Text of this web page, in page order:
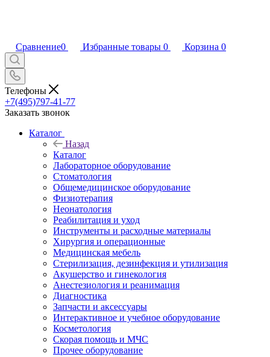
Сравнение0 Избранные товары 0 Корзина 0
Телефоны
+7(495)797-41-77
Заказать звонок
Каталог
Назад
Каталог
Лабораторное оборудование
Стоматология
Общемедицинское оборудование
Физиотерапия
Неонатология
Реабилитация и уход
Инструменты и расходные материалы
Хирургия и операционные
Медицинская мебель
Стерилизация, дезинфекция и утилизация
Акушерство и гинекология
Анестезиология и реанимация
Диагностика
Запчасти и аксессуары
Интерактивное и учебное оборудование
Косметология
Скорая помощь и МЧС
Прочее оборудование